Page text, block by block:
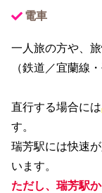
電車
一人旅の方や、
（鉄道／宜蘭線
直行する場合には
す。
瑞芳駅には快速
います。
ただし、瑞芳駅